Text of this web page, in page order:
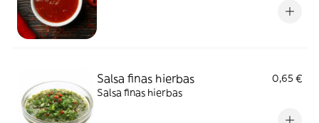
Salsa finas hierbas
0,65 €
Salsa finas hierbas